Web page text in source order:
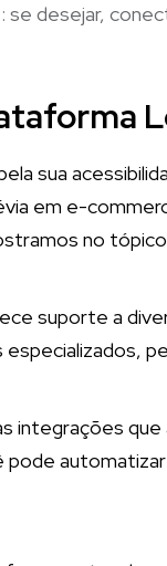
: se desejar,
sua
em e-
no
suporte a
integrações
pode